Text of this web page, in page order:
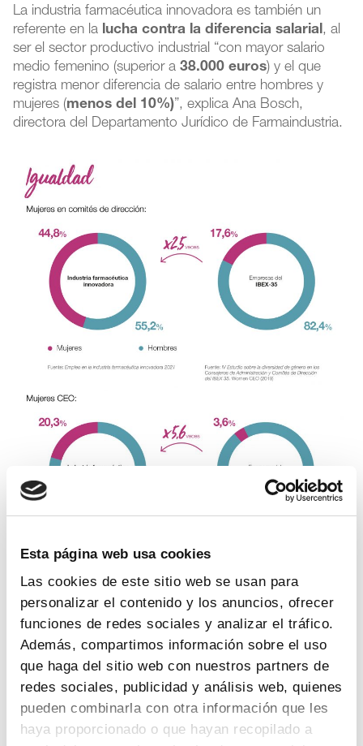
Esta página web usa cookies
Las cookies de este sitio web se usan para
personalizar el contenido y los anuncios, ofrecer
funciones de redes sociales y analizar el tráfico.
Además, compartimos información sobre el uso
que haga del sitio web con nuestros partners de
redes sociales, publicidad y análisis web, quienes
pueden combinarla con otra información que les
haya proporcionado o que hayan recopilado a
La industria farmacéutica innovadora es también un
referente en la lucha contra la diferencia salarial, al
ser el sector productivo industrial “con mayor salario
medio femenino (superior a38.000 euros) y el que
registra menor diferencia de salario entre hombres y
mujeres (menos del 10%)”, explica Ana Bosch,
directora del Departamento Jurídico de Farmaindustria.
Compartir la experiencia en igualdad para seguir
avanzando
Elcompromiso de la industria farmacéuticacon la
igualdad y la promoción del talento femenino no acaba
en estos logros, y el objetivo es seguir trabajando tanto
dentro del propio sector como
,
compartiendo la experiencia con el conjunto de la